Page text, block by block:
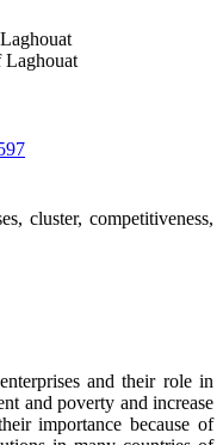
cluster, competitiveness,
and their role in
and poverty and increase
importance because of